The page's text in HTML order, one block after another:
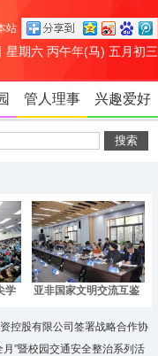
站
星期六 丙午年(马) 五月初三
管人理事 兴趣爱好
学
交
亚非国家文明交流互鉴
召开
控股有限公司签署战略合作协
月”暨校园交通安全整治系列活